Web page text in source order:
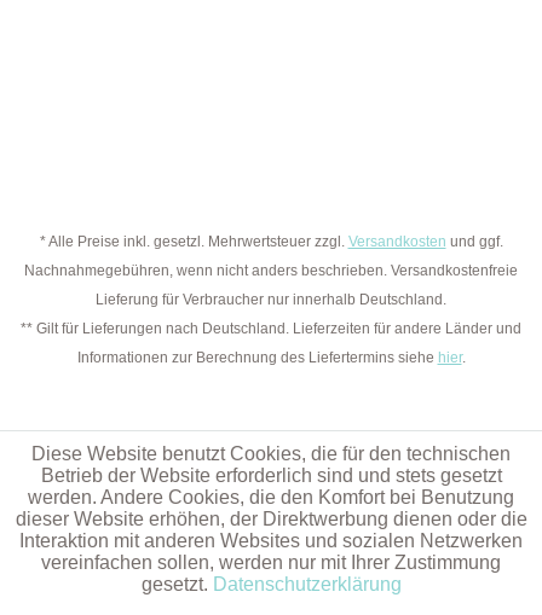
* Alle Preise inkl. gesetzl. Mehrwertsteuer zzgl. Versandkosten und ggf.
Nachnahmegebühren, wenn nicht anders beschrieben. Versandkostenfreie
Lieferung für Verbraucher nur innerhalb Deutschland.
** Gilt für Lieferungen nach Deutschland. Lieferzeiten für andere Länder und
Informationen zur Berechnung des Liefertermins siehe hier.
Diese Website benutzt Cookies, die für den technischen
Betrieb der Website erforderlich sind und stets gesetzt
werden. Andere Cookies, die den Komfort bei Benutzung
dieser Website erhöhen, der Direktwerbung dienen oder die
Interaktion mit anderen Websites und sozialen Netzwerken
vereinfachen sollen, werden nur mit Ihrer Zustimmung
gesetzt. Datenschutzerklärung